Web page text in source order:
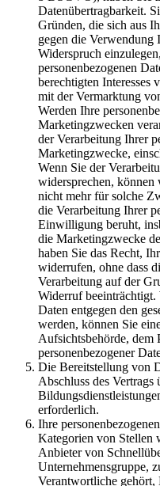
Datenübertragbarkeit.
Gründen, die sich aus
gegen die Verwendung
Widerspruch
personenbezogenen
berechtigten Interesses
mit der Vermarktung
Werden Ihre
Marketingzwecken
der Verarbeitung Ihrer
Marketingzwecke,
Wenn Sie der
widersprechen, können
nicht mehr für solche
die Verarbeitung Ihrer
Einwilligung beruht,
die Marketingzwecke
haben Sie das Recht,
widerrufen, ohne dass
Verarbeitung auf der
Widerruf beeinträchtigt.
Daten entgegen den
werden, können Sie
Aufsichtsbehörde, dem
personenbezogener
Die Bereitstellung von
Abschluss des
erforderlich.
Ihre
Kategorien von Stellen
Anbieter von
Unternehmensgruppe,
Verantwortliche gehört,